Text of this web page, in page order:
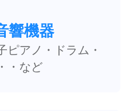
響機器
ピアノ・ドラム・
・など